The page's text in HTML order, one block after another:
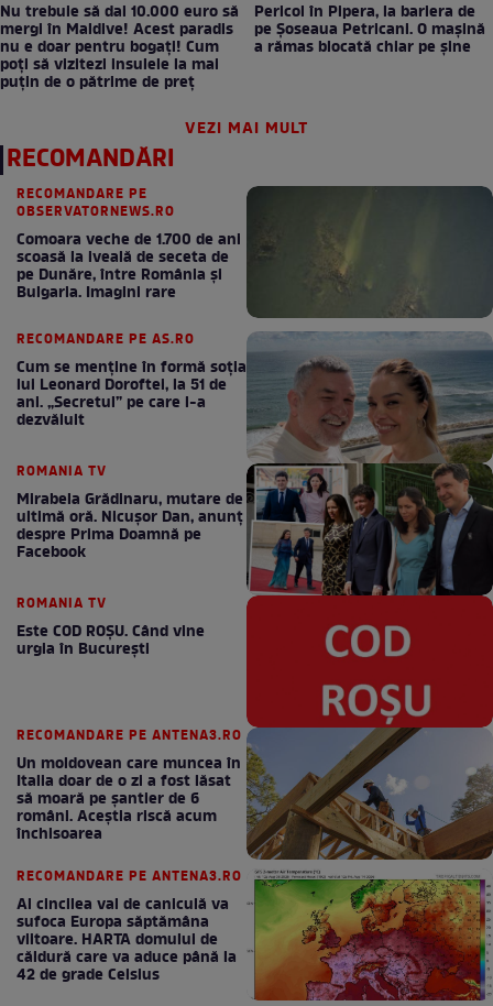
Nu trebuie să dai 10.000 euro să
mergi în Maldive! Acest paradis
nu e doar pentru bogați! Cum
poți să vizitezi insulele la mai
puțin de o pătrime de preț
Pericol în Pipera, la bariera de
pe Șoseaua Petricani. O mașină
a rămas blocată chiar pe șine
VEZI MAI MULT
RECOMANDĂRI
RECOMANDARE PE
OBSERVATORNEWS.RO
Comoara veche de 1.700 de ani
scoasă la iveală de seceta de
pe Dunăre, între România şi
Bulgaria. Imagini rare
RECOMANDARE PE AS.RO
Cum se menţine în formă soţia
lui Leonard Doroftei, la 51 de
ani. „Secretul” pe care l-a
dezvăluit
ROMANIA TV
Mirabela Grădinaru, mutare de
ultimă oră. Nicuşor Dan, anunţ
despre Prima Doamnă pe
Facebook
ROMANIA TV
Este COD ROŞU. Când vine
urgia în Bucureşti
RECOMANDARE PE ANTENA3.RO
Un moldovean care muncea în
Italia doar de o zi a fost lăsat
să moară pe şantier de 6
români. Aceștia riscă acum
închisoarea
RECOMANDARE PE ANTENA3.RO
Al cincilea val de caniculă va
sufoca Europa săptămâna
viitoare. HARTA domului de
căldură care va aduce până la
42 de grade Celsius